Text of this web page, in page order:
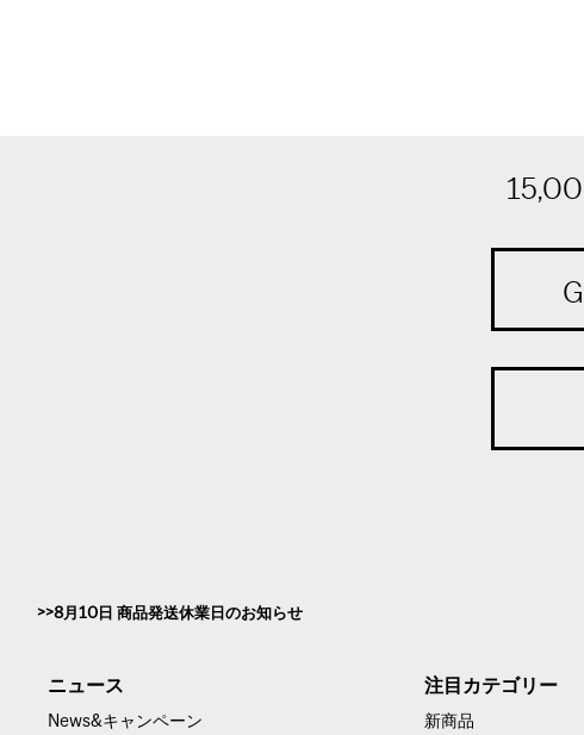
8月10日 商品発送休業日のお知らせ
ニュース
News&キャンペーン
注目カテゴリー
新商品